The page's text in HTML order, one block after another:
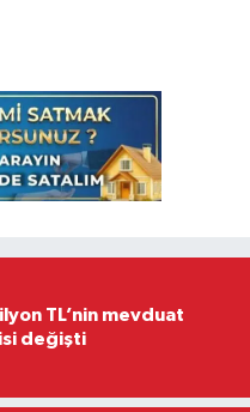
TL’nin mevduat
değişti